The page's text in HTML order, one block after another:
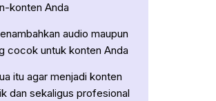
konten Anda
audio maupun
cocok untuk konten Anda
itu agar menjadi konten
dan sekaligus profesional